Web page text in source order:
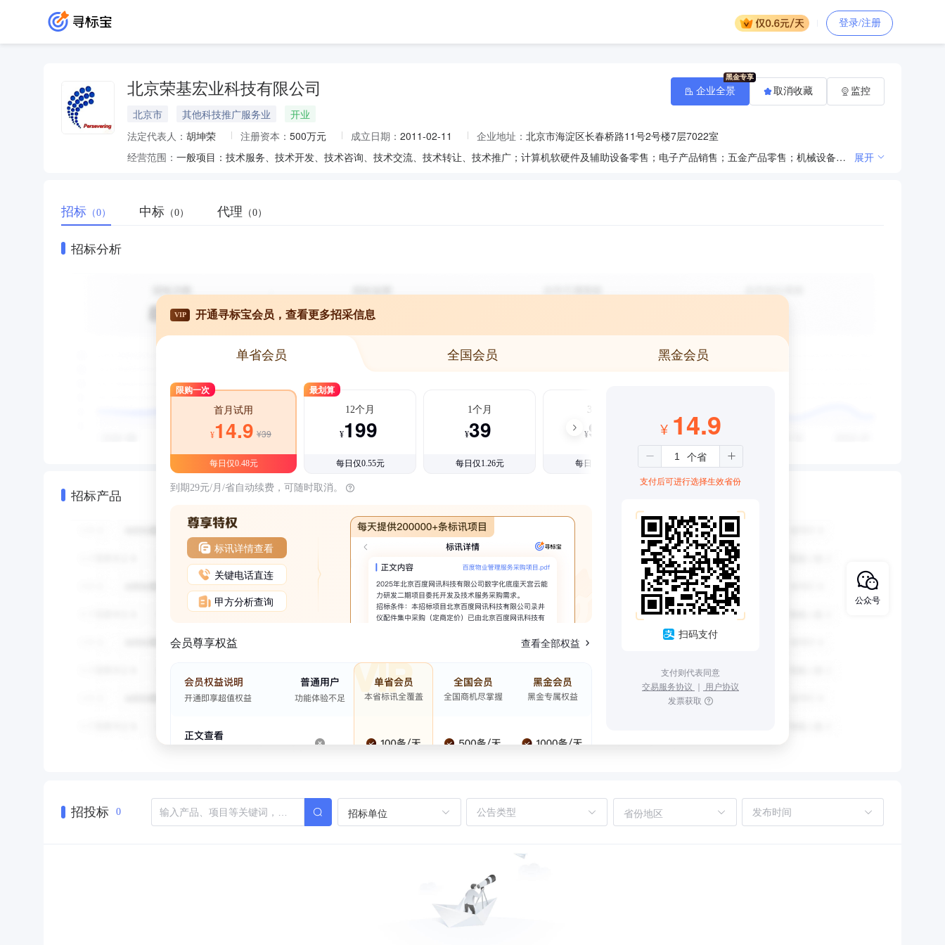
登录/注册
北京荣基宏业科技有限公司
北京市 其他科技推广服务业
开业
法定代表人： 胡坤荣 注册资本： 500万元 成立日期： 2011-02-11 企业地址： 北京市海淀区长春桥路11号2号楼7层7022室
经营范围：
一般项目：技术服务、技术开发、技术咨询、技术交流、技术转让、技术推广；计算机软硬件及辅助设备零售；电子产品销售；五金产品零售；机械设备销售；计算机系统服务；软件开发。（除依法须经批准的项目外，凭营业执照依法自主开展经营活动）（不得从事国家和本市产业政策禁止和限制类项目的经营活动。） 展开
企业全景 取消收藏 监控
招标 （0） 中标 （0） 代理 （0）
招标分析
招标产品
VIP 开通寻标宝会员，查看更多招采信息
单省会员 全国会员 黑金会员
限购一次
首月试用
¥14.9 ¥39
每日仅0.48元
最划算
12个月
¥199
每日仅0.55元
1个月
¥39
每日仅1.26元
3个月
¥99
每日仅1.08元
到期29元/月/省自动续费，可随时取消。
标讯详情查看
关键电话直连
甲方分析查询
会员尊享权益 查看全部权益
¥ 14.9
支付后可进行选择生效省份
扫码支付
支付则代表同意
交易服务协议 ｜ 用户协议
发票获取
招投标 0 招标单位 省份地区
公众号